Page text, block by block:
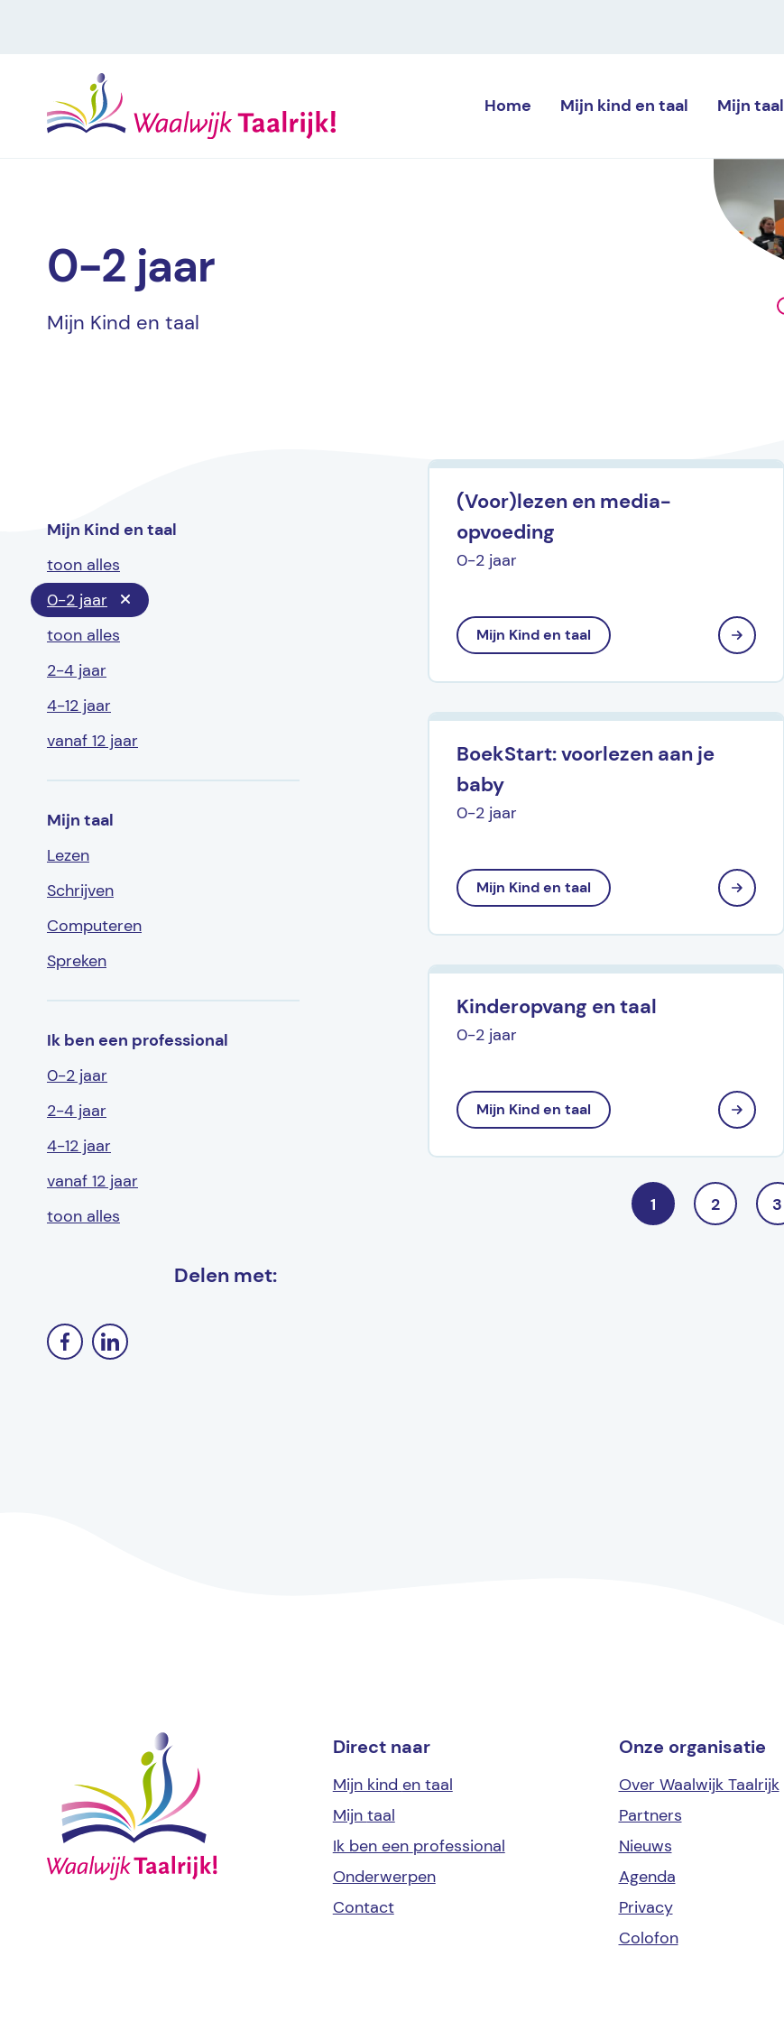
Home Mijn kind en taal Mijn taal
0-2 jaar
Mijn Kind en taal
Mijn Kind en taal
toon alles
0-2 jaar
toon alles
2-4 jaar
4-12 jaar
vanaf 12 jaar
Mijn taal
Lezen
Schrijven
Computeren
Spreken
Ik ben een professional
0-2 jaar
2-4 jaar
4-12 jaar
vanaf 12 jaar
toon alles
Delen met:
(Voor)lezen en media-
opvoeding
0-2 jaar
Mijn Kind en taal
BoekStart: voorlezen aan je
baby
0-2 jaar
Mijn Kind en taal
Kinderopvang en taal
0-2 jaar
Mijn Kind en taal
1 2 3
Direct naar
Mijn kind en taal
Mijn taal
Ik ben een professional
Onderwerpen
Contact
Onze organisatie
Over Waalwijk Taalrijk
Partners
Nieuws
Agenda
Privacy
Colofon